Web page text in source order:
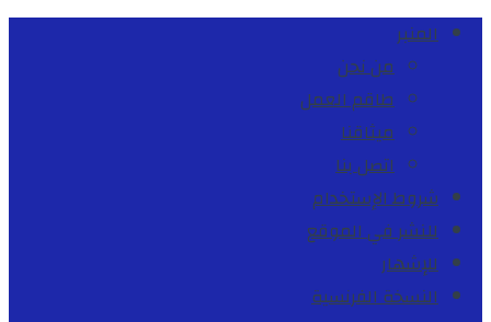
المنبر
من نحن
طاقم العمل
ميثاقنا
اتصل بنا
شروط الإستخدام
للنشر في الموقع
للإشهار
النسخة الفرنسية